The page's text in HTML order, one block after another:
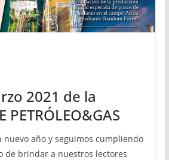
2021 de la
PETRÓLEO&GAS
nuevo año y seguimos cumpliendo
de brindar a nuestros lectores